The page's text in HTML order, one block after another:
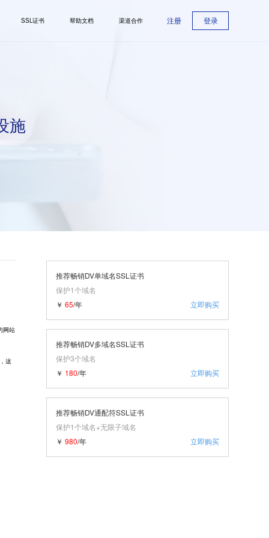
SSL证书 帮助文档 渠道合作 注册 登录
施
网站
这
推荐畅销DV单域名SSL证书
保护1个域名
立即购买
￥ 65/年
推荐畅销DV多域名SSL证书
保护3个域名
立即购买
￥ 180/年
推荐畅销DV通配符SSL证书
保护1个域名+无限子域名
立即购买
￥ 980/年